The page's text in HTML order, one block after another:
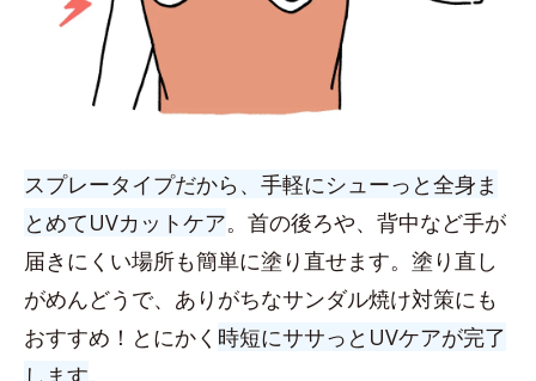
スプレータイプだから、手軽にシューっと全身ま
とめてUVカットケア。首の後ろや、背中など手が
届きにくい場所も簡単に塗り直せます。塗り直し
がめんどうで、ありがちなサンダル焼け対策にも
おすすめ！とにかく 時短にササっとUVケアが完了